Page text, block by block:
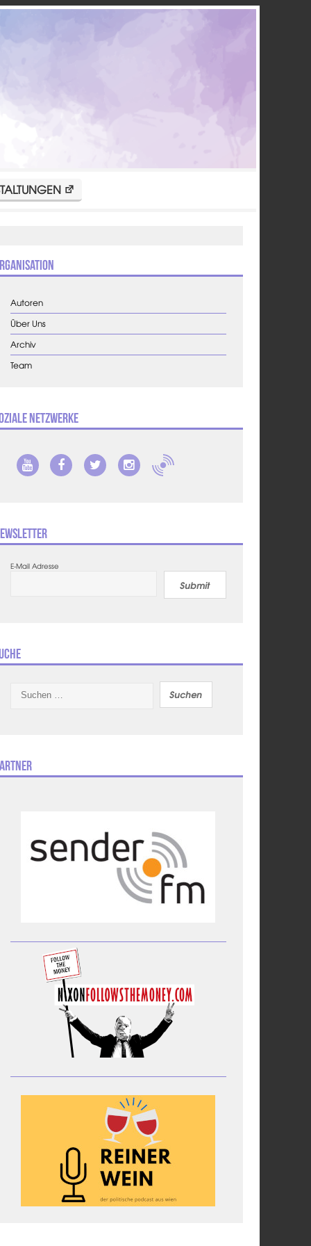
Autoren
Über Uns
Archiv
Team
Netzwerke
E-Mail Adresse
Submit
nach: